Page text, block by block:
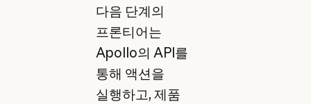
다음 단계의
프론티어는
Apollo의 API를
통해 액션을
실행하고, 제품